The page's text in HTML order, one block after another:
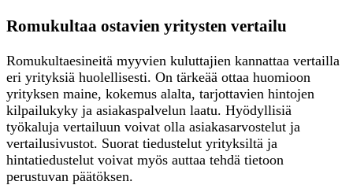
Romukultaa ostavien yritysten vertailu
Romukultaesineitä myyvien kuluttajien kannattaa vertailla
eri yrityksiä huolellisesti. On tärkeää ottaa huomioon
yrityksen maine, kokemus alalta, tarjottavien hintojen
kilpailukyky ja asiakaspalvelun laatu. Hyödyllisiä
työkaluja vertailuun voivat olla asiakasarvostelut ja
vertailusivustot. Suorat tiedustelut yrityksiltä ja
hintatiedustelut voivat myös auttaa tehdä tietoon
perustuvan päätöksen.